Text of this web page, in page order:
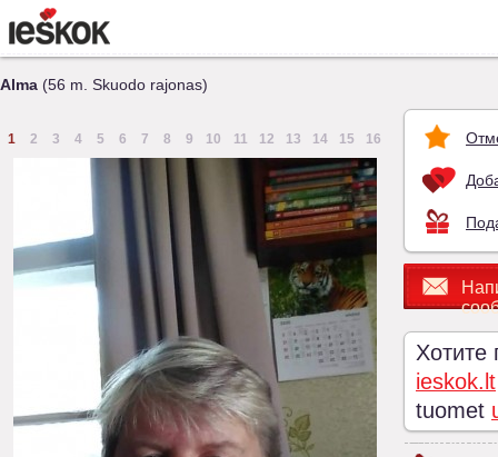
Alma (56 m. Skuodo rajonas)
1 2 3 4 5 6 7 8 9 10 11 12 13 14 15 16
Хотите
ieskok.lt
tuomet